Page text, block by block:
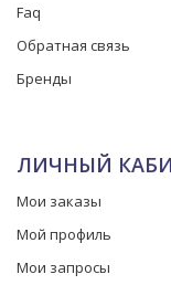
Faq
Обратная связь
Бренды
ЛИЧНЫЙ
Мои заказы
Мой профиль
Мои запросы